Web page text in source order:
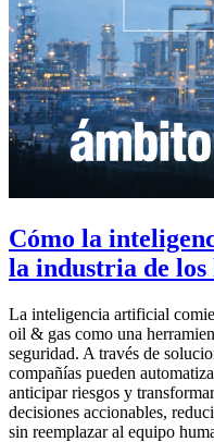
Cómo la
la industria de
La inteligencia artificial
oil & gas como una
seguridad. A través de
compañías pueden
anticipar riesgos y
decisiones accionables,
sin reemplazar al equipo